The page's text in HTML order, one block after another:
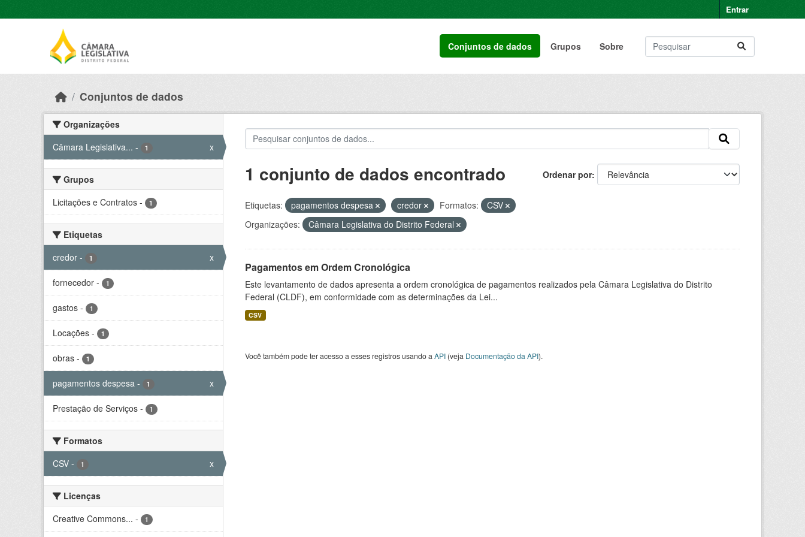
Entrar
Conjuntos de dados Grupos Sobre
Conjuntos de dados
Organizações
Câmara Legislativa... - 1 x
Grupos
Licitações e Contratos - 1
Etiquetas
credor - 1 x
fornecedor - 1
gastos - 1
Locações - 1
obras - 1
pagamentos despesa - 1 x
Prestação de Serviços - 1
Formatos
CSV - 1 x
Licenças
Creative Commons... - 1
Ordenar por
1 conjunto de dados encontrado
Etiquetas: pagamentos despesa credor Formatos:
CSV
Organizações:
Câmara Legislativa do Distrito Federal
Pagamentos em Ordem Cronológica
Este levantamento de dados apresenta a ordem cronológica de pagamentos realizados pela Câmara Legislativa do Distrito
Federal (CLDF), em conformidade com as determinações da Lei...
CSV
Você também pode ter acesso a esses registros usando a API(veja Documentação da API).